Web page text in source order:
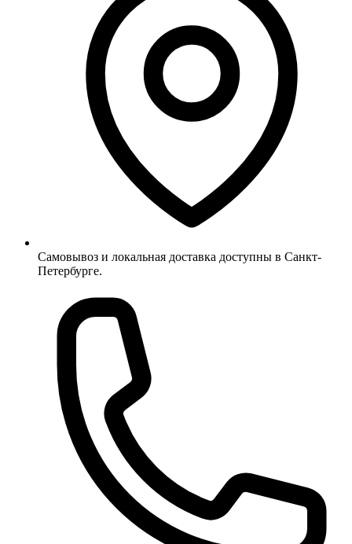
Самовывоз и локальная доставка доступны в Санкт-
Петербурге.